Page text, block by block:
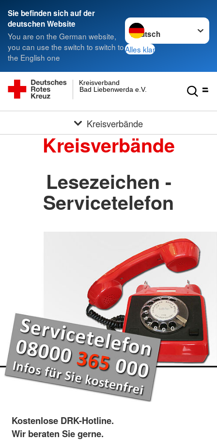
Sie befinden sich auf der
deutschen Website
You are on the German website,
you can use the switch to switch to
the English one
Sprache wechseln zu
Alles klar
Bad Liebenwerda e.V.
Kreisverband
Kreisverbände
Kreisverbände
Lesezeichen -
Servicetelefon
Kostenlose DRK-Hotline.
Wir beraten Sie gerne.